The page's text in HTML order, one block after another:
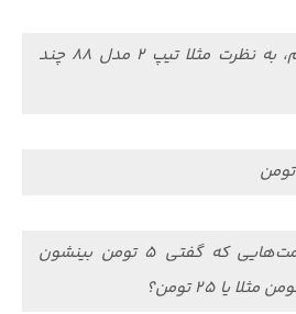
می‌خوام برم 206 بخرم، به نظرت مثلا تیپ 2 مدل 88 چند
چی؟! داداش این قیمت‌هایی که گفتی 5 تومن بینشون